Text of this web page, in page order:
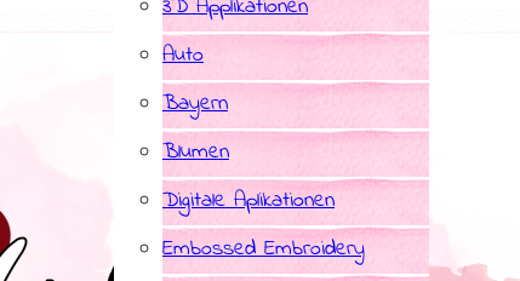
3D Applikationen
Auto
Bayern
Blumen
Digitale Aplikationen
Embossed Embroidery